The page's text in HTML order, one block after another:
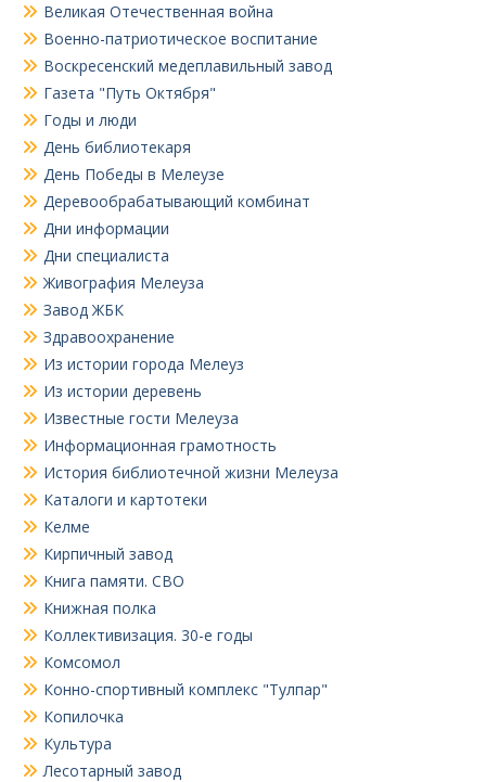
Великая Отечественная война
Военно-патриотическое воспитание
Воскресенский медеплавильный завод
Газета "Путь Октября"
Годы и люди
День библиотекаря
День Победы в Мелеузе
Деревообрабатывающий комбинат
Дни информации
Дни специалиста
Живография Мелеуза
Завод ЖБК
Здравоохранение
Из истории города Мелеуз
Из истории деревень
Известные гости Мелеуза
Информационная грамотность
История библиотечной жизни Мелеуза
Каталоги и картотеки
Келме
Кирпичный завод
Книга памяти. СВО
Книжная полка
Коллективизация. 30-е годы
Комсомол
Конно-спортивный комплекс "Тулпар"
Копилочка
Культура
Лесотарный завод